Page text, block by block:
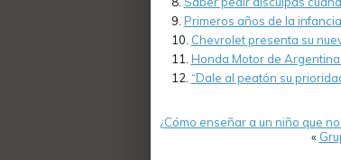
Primeros años de la
Chevrolet presenta su
Honda Motor de
“Dale al peatón su
¿Cómo enseñar a un niño que
«